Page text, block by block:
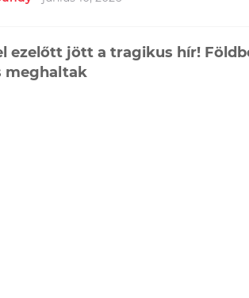
ezelőtt jött a tragikus hír!
meghaltak